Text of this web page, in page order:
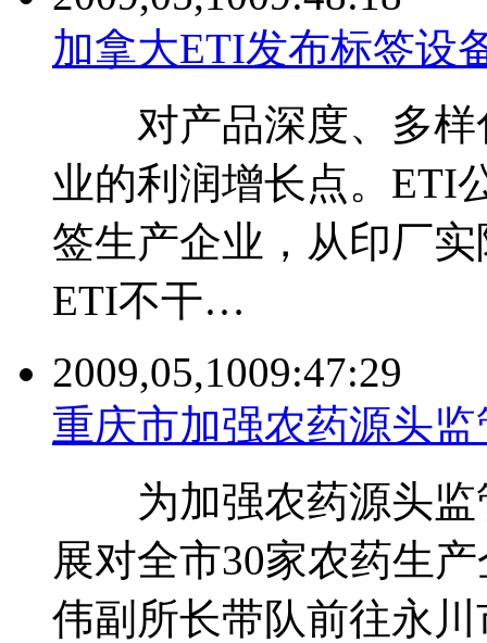
加拿大ETI发布标签设
对产品深度、多样
业的利润增长点。ETI
签生产企业，从印厂
ETI不干…
2009,05,1009:47:29
重庆市加强农药源头
为加强农药源头监
展对全市30家农药生
伟副所长带队前往永